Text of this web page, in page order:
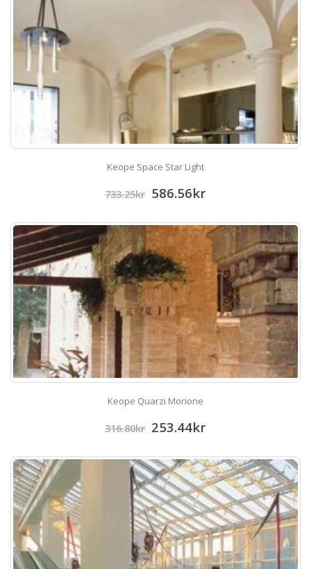
Keope Space Star Light
733.25kr 586.56kr
Keope Quarzi Morione
316.80kr 253.44kr